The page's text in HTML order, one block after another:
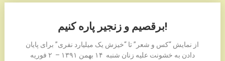
برقصیم و زنجیر پاره کنیم!
از نمایش “کس و شعر” تا “خیزش یک میلیارد نفری” برای پایان
دادن به خشونت علیه زنان شنبه ۱۴ بهمن ۱٣۹۱ – ۲ فوريه